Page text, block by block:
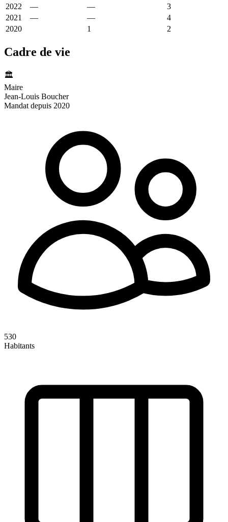
2022
— —
3
2021
— —
4
2020
1 2
Cadre de vie
🏛️
Maire
Jean-Louis Boucher
Mandat depuis 2020
530
Habitants